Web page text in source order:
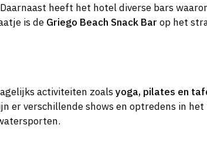
heeft het hotel diverse bars
is de Griego Beach Snack Bar op het
activiteiten zoalsyoga, pilates en
er verschillende shows en optredens in